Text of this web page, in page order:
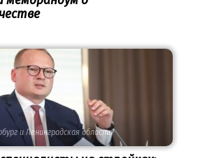
и Ленинградская область